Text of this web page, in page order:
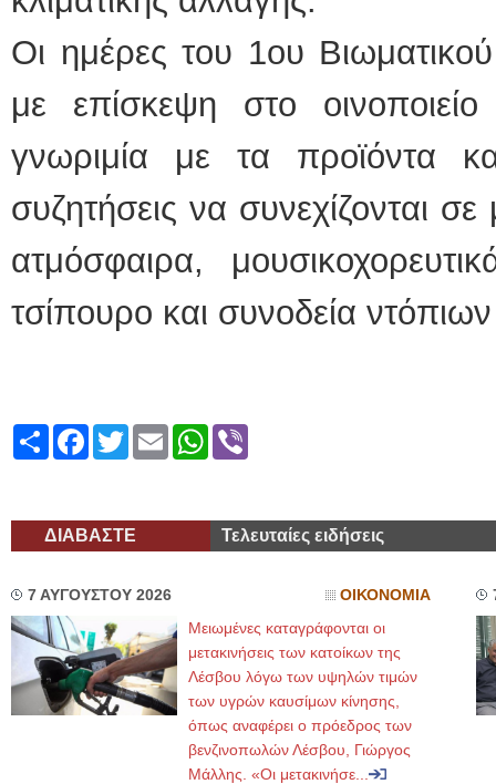
Οι ημέρες του 1ου
με επίσκεψη στο
γνωριμία με τα προϊόντα
συζητήσεις να συνεχίζονται
ατμόσφαιρα,
τσίπουρο και συνοδεία
ShareFacebook
TwitterEmailWhatsApp
ΔΙΑΒΑΣΤΕ Τελευταίες ειδήσεις
7 ΑΥΓΟΥΣΤΟΥ 2026 ΟΙΚΟΝΟΜΙΑ
Μειωμένες καταγράφονται οι
μετακινήσεις των κατοίκων της
Λέσβου λόγω των υψηλών τιμών
των υγρών καυσίμων κίνησης,
όπως αναφέρει ο πρόεδρος των
βενζινοπωλών Λέσβου, Γιώργος
Μάλλης. «Οι μετακινήσε...